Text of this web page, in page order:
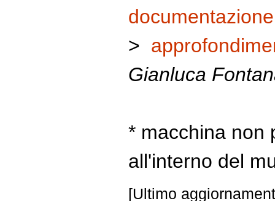
>
Gianluca
* macchina non
all'interno del
[Ultimo